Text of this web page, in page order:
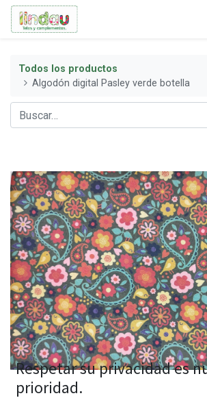
Todos los productos
Algodón digital Pasley verde botella
Respetar su privacidad es
prioridad.